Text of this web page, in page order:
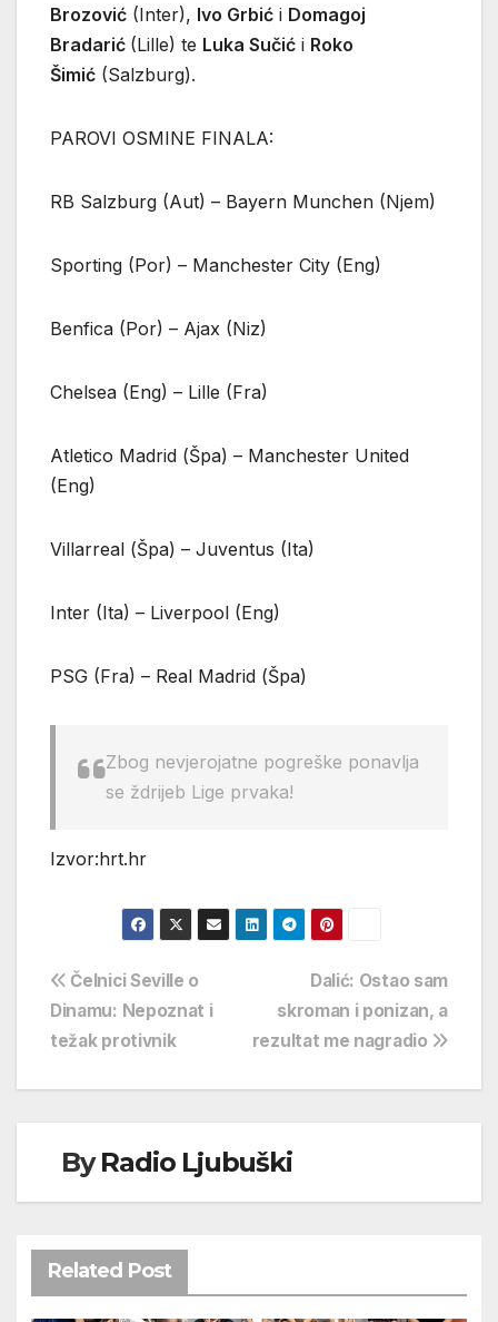
Brozović (Inter), Ivo Grbić i Domagoj
Bradarić (Lille) te Luka Sučić i Roko
Šimić (Salzburg).
PAROVI OSMINE FINALA:
RB Salzburg (Aut) – Bayern Munchen (Njem)
Sporting (Por) – Manchester City (Eng)
Benfica (Por) – Ajax (Niz)
Chelsea (Eng) – Lille (Fra)
Atletico Madrid (Špa) – Manchester United
(Eng)
Villarreal (Špa) – Juventus (Ita)
Inter (Ita) – Liverpool (Eng)
PSG (Fra) – Real Madrid (Špa)
Zbog nevjerojatne pogreške ponavlja
se ždrijeb Lige prvaka!
Izvor:hrt.hr
Navigacija
objava
Dalić: Ostao sam
skroman i ponizan, a
rezultat me nagradio
Čelnici Seville o
Dinamu: Nepoznat i
težak protivnik
ByRadio Ljubuški
Related Post